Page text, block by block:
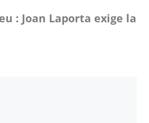
: Joan Laporta exige la